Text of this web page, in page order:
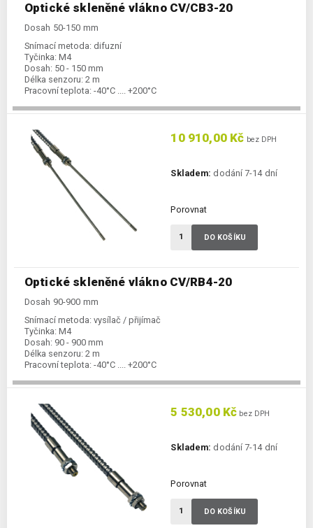
Optické skleněné vlákno CV/CB3-20
Dosah 50-150 mm
Snímací metoda: difuzní
Tyčinka: M4
Dosah: 50 - 150 mm
Délka senzoru: 2 m
Pracovní teplota: -40°C .... +200°C
Optické skleněné vlákno CV/RB4-20
Dosah 90-900 mm
Snímací metoda: vysílač / přijímač
Tyčinka: M4
Dosah: 90 - 900 mm
Délka senzoru: 2 m
Pracovní teplota: -40°C .... +200°C
10 910,00 Kč bez DPH
Skladem: dodání 7-14 dní
Porovnat
DO KOŠÍKU
5 530,00 Kč bez DPH
Skladem: dodání 7-14 dní
Porovnat
DO KOŠÍKU